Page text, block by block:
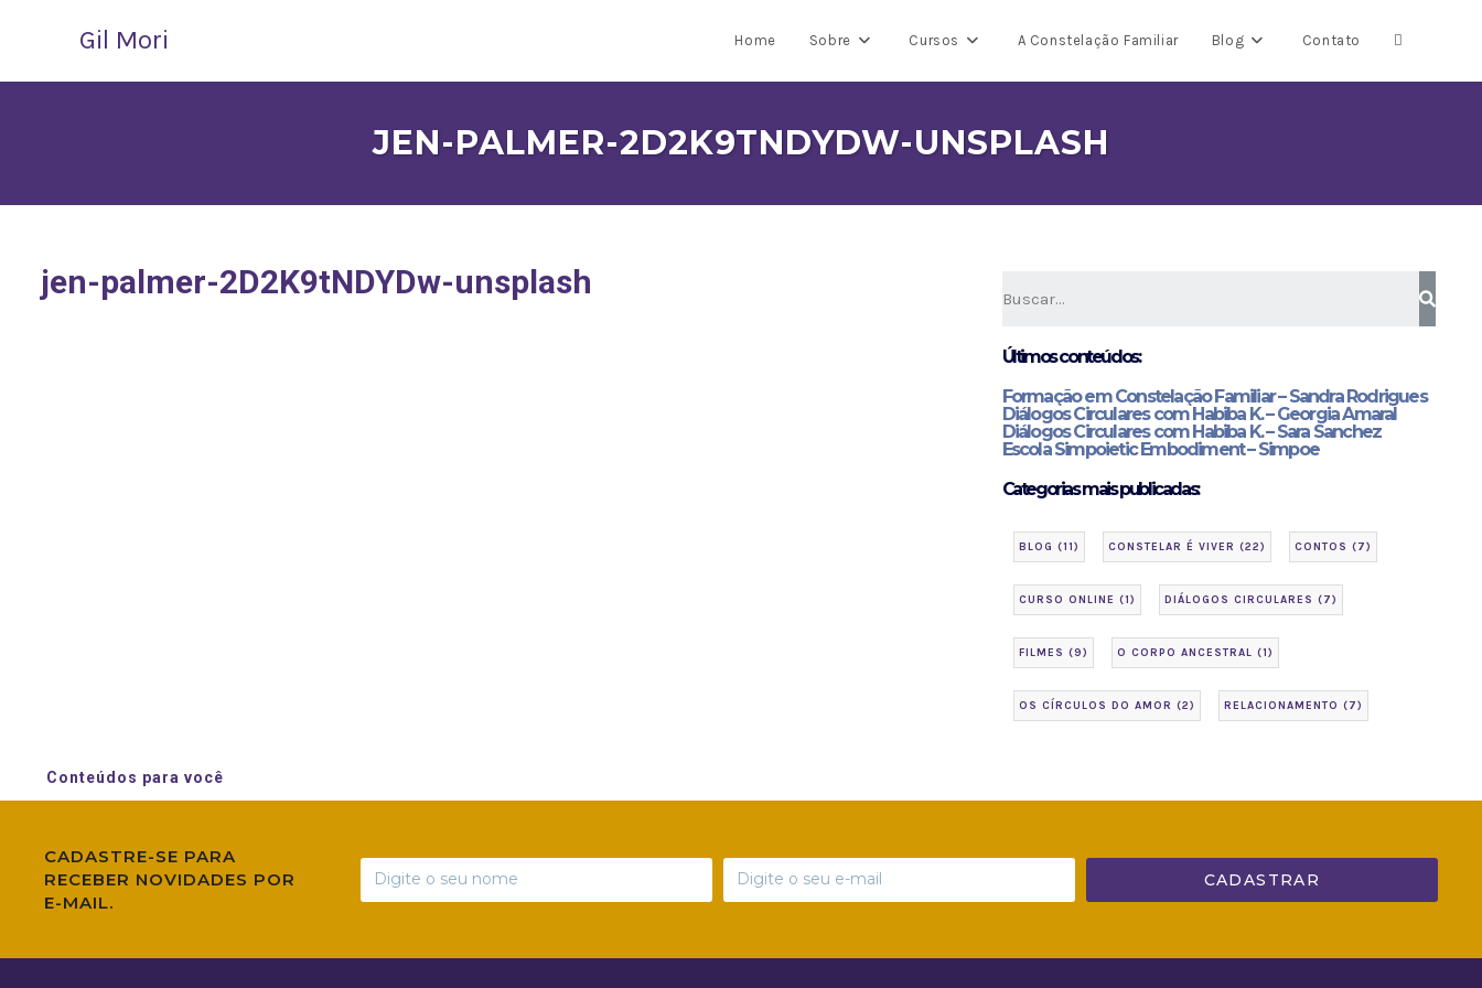
Gil Mori Home Sobre Cursos A Constelação Familiar Blog Contato
JEN-PALMER-2D2K9TNDYDW-UNSPLASH
jen-palmer-2D2K9tNDYDw-unsplash
Últimos conteúdos:
Formação em Constelação Familiar – Sandra Rodrigues
Diálogos Circulares com Habiba K. – Georgia Amaral
Diálogos Circulares com Habiba K. – Sara Sanchez
Escola Simpoietic Embodiment – Simpoe
Categorias mais publicadas:
BLOG (11) CONSTELAR É VIVER (22) CONTOS (7)
CURSO ONLINE (1) DIÁLOGOS CIRCULARES (7)
FILMES (9) O CORPO ANCESTRAL (1)
OS CÍRCULOS DO AMOR (2) RELACIONAMENTO (7)
Conteúdos para você
CADASTRE-SE PARA
RECEBER NOVIDADES POR
E-MAIL.
CADASTRAR